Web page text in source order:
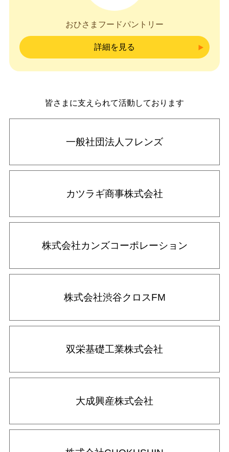
おひさまフードパントリー
詳細を見る
皆さまに支えられて活動しております
一般社団法人フレンズ
カツラギ商事株式会社
株式会社カンズコーポレーション
株式会社渋谷クロスFM
双栄基礎工業株式会社
大成興産株式会社